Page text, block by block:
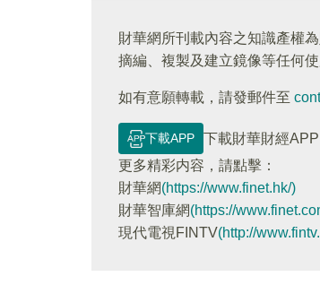
財華網所刊載內容之知識產權
摘編、複製及建立鏡像等任何使
如有意願轉載，請發郵件至
下載APP
下載財華財經
更多精彩内容，請點擊：
財華網(https://www.finet.hk/)
財華智庫網(https://
現代電視FINTV(http://